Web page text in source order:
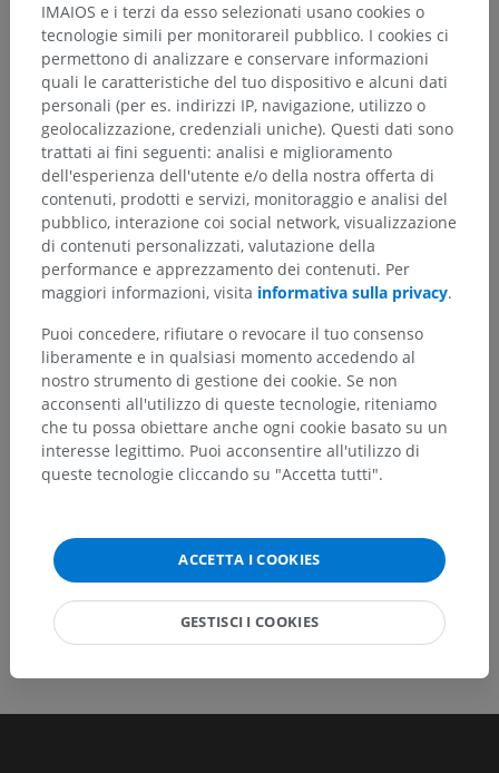
Anatomia comparata umana
Traduzioni
Hai notato un errore?
Non esitare a suggerire una correzione, traduzione o
un miglioramento dei contenuti.
Segnala un problema
SCARICA L'APP
IMAIOS e i terzi da esso selezionati usano cookies o
tecnologie simili per monitorareil pubblico. I cookies ci
permettono di analizzare e conservare informazioni
quali le caratteristiche del tuo dispositivo e alcuni dati
personali (per es. indirizzi IP, navigazione, utilizzo o
geolocalizzazione, credenziali uniche). Questi dati sono
trattati ai fini seguenti: analisi e miglioramento
dell'esperienza dell'utente e/o della nostra offerta di
contenuti, prodotti e servizi, monitoraggio e analisi del
pubblico, interazione coi social network, visualizzazione
di contenuti personalizzati, valutazione della
performance e apprezzamento dei contenuti. Per
maggiori informazioni, visita informativa sulla privacy.
Puoi concedere, rifiutare o revocare il tuo consenso
liberamente e in qualsiasi momento accedendo al
nostro strumento di gestione dei cookie. Se non
acconsenti all'utilizzo di queste tecnologie, riteniamo
che tu possa obiettare anche ogni cookie basato su un
interesse legittimo. Puoi acconsentire all'utilizzo di
queste tecnologie cliccando su "Accetta tutti".
ACCETTA I COOKIES
GESTISCI I COOKIES